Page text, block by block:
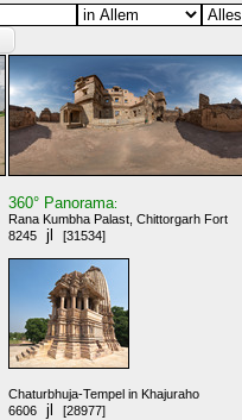
360° Panorama:
Rana Kumbha Palast, Chittorgarh Fort
8245
jl [31534]
Chaturbhuja-Tempel in Khajuraho
6606
jl [28977]